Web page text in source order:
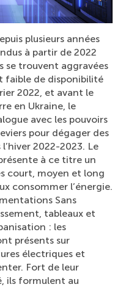
plusieurs années
à partir de 2022
se trouvent aggravées
faible de disponibilité
2022, et avant le
en Ukraine, le
avec les pouvoirs
pour dégager des
2022-2023. Le
à ce titre un
court, moyen et long
consommer l’énergie.
Sans
tableaux et
: les
présents sur
électriques et
Fort de leur
ils formulent au